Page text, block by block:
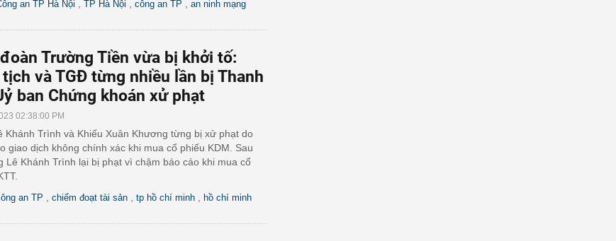
an TP Hà Nội TP Hà Nội công an TP an ninh mạng
Trường Tiền vừa bị khởi tố:
tịch và TGĐ từng nhiều lần bị Thanh
ban Chứng khoán xử phạt
02:38:00 PM
Khánh Trình và Khiếu Xuân Khương từng bị xử phạt do
giao dịch không chính xác khi mua cổ phiếu KDM. Sau
Lê Khánh Trình lại bị phạt vì chậm báo cáo khi mua cổ
an TP chiếm đoạt tài sản tp hồ chí minh hồ chí minh